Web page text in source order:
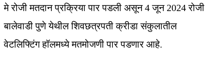
मे रोजी मतदान प्रक्रिया पार पडली असून 4 जून 2024 रोजी
बालेवाडी पुणे येथील शिवछत्रपती क्रीडा संकुलातील
वेटलिफ्टिंग हॉलमध्ये मतमोजणी पार पडणार आहे.